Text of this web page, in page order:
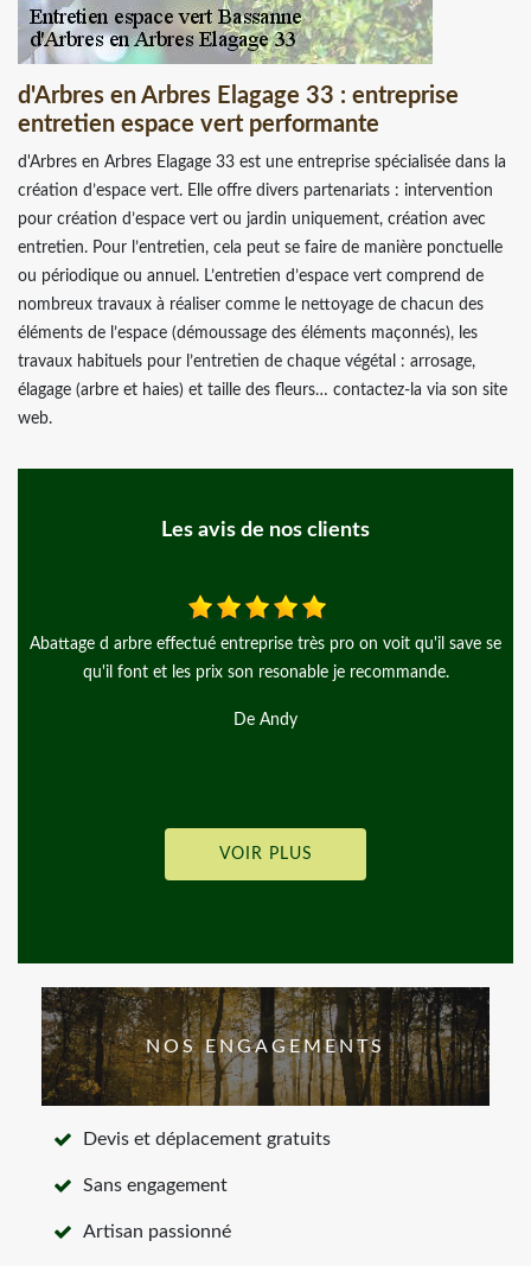
d'Arbres en Arbres Elagage 33 : entreprise
entretien espace vert performante
d'Arbres en Arbres Elagage 33 est une entreprise spécialisée dans la
création d’espace vert. Elle offre divers partenariats : intervention
pour création d’espace vert ou jardin uniquement, création avec
entretien. Pour l’entretien, cela peut se faire de manière ponctuelle
ou périodique ou annuel. L’entretien d’espace vert comprend de
nombreux travaux à réaliser comme le nettoyage de chacun des
éléments de l’espace (démoussage des éléments maçonnés), les
travaux habituels pour l’entretien de chaque végétal : arrosage,
élagage (arbre et haies) et taille des fleurs… contactez-la via son site
web.
Les avis de nos clients
Jean Jacques, J’ai travailler avec l’entreprise d’arbre en arbre
Entreprise, très sérieuse et réactif les prix sont corrects je
VOIR PLUS
NOS ENGAGEMENTS
Devis et déplacement gratuits
Sans engagement
Artisan passionné